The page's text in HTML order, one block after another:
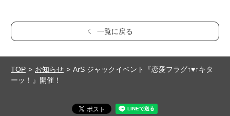
一覧に戻る
TOP お知らせ
ArS ジャックイベント『恋愛フラグ↑♥↑キタ
ーッ！』開催！